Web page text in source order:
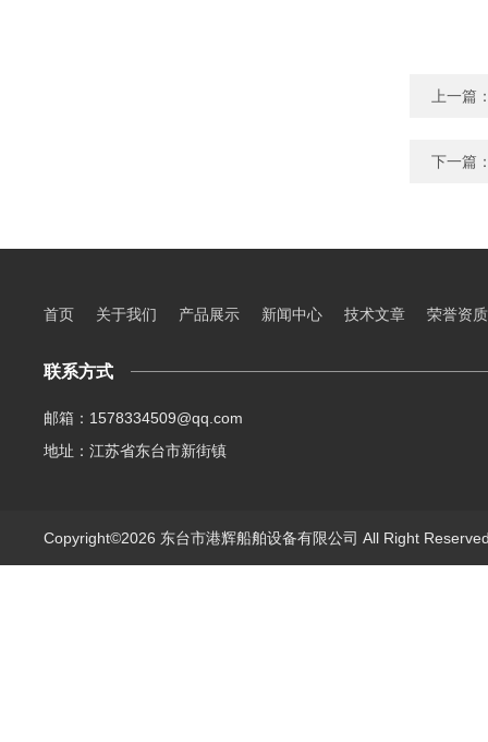
上一篇
下一篇
首页 关于我们 产品展示 新闻中心 技术文章 荣誉资质
联系方式
邮箱：1578334509@qq.com
地址：江苏省东台市新街镇
Copyright©2026 东台市港辉船舶设备有限公司 All Right